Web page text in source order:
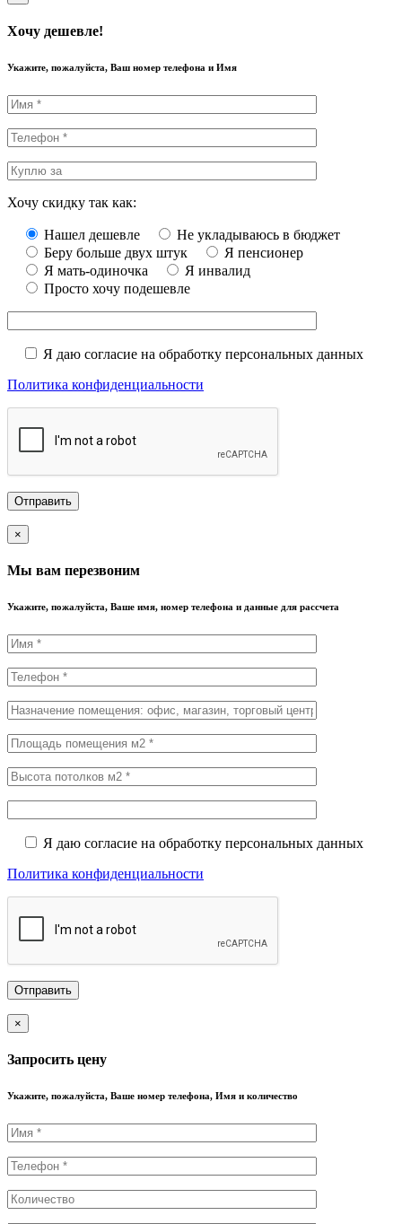
Хочу дешевле!
Укажите, пожалуйста, Ваш номер телефона и Имя
Хочу скидку так как:
Нашел дешевле
Не укладываюсь в бюджет
Беру больше двух штук
Я пенсионер
Я мать-одиночка
Я инвалид
Просто хочу подешевле
Я даю согласие на обработку персональных данных
Политика конфиденциальности
×
Мы вам перезвоним
Укажите, пожалуйста, Ваше имя, номер телефона и данные для рассчета
Я даю согласие на обработку персональных данных
Политика конфиденциальности
×
Запросить цену
Укажите, пожалуйста, Ваше номер телефона, Имя и количество